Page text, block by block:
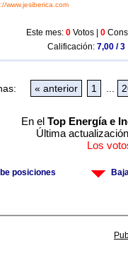
www.jesiberica.com
Este mes: 0 Votos | 0
Calificación: 7,00 / 3
« anterior 1
En el Top Energía e
Última
Los
posiciones